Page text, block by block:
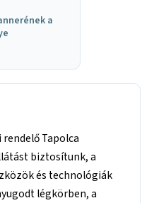
a
rendelő Tapolca
biztosítunk, a
és technológiák
légkörben, a